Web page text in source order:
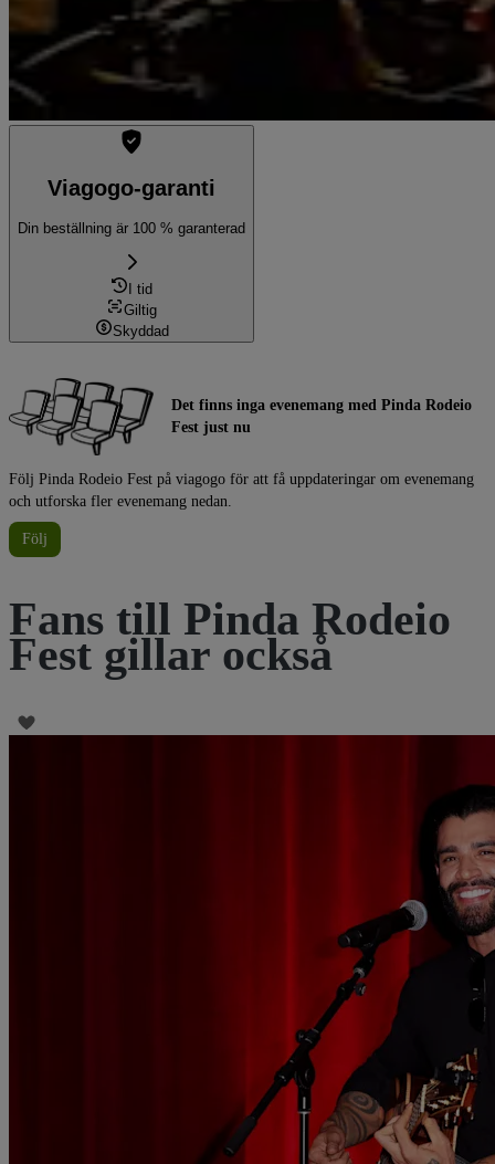
Viagogo-garanti
Din beställning är 100 % garanterad
I tid
Giltig
Skyddad
Det finns inga evenemang med Pinda Rodeio
Fest just nu
Följ Pinda Rodeio Fest på viagogo för att få uppdateringar om evenemang
och utforska fler evenemang nedan.
Följ
Fans till Pinda Rodeio
Fest gillar också